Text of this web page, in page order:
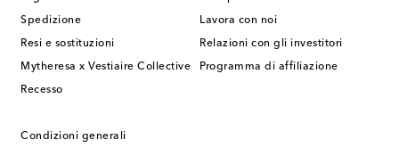
Spedizione
Resi e sostituzioni
Mytheresa x Vestiaire Collective
Recesso
Lavora con noi
Relazioni con gli investitori
Programma di affiliazione
Condizioni generali